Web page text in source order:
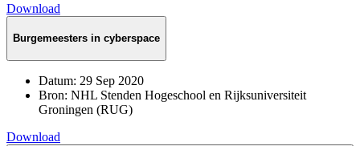
Download
Burgemeesters in cyberspace
Datum: 29 Sep 2020
Bron: NHL Stenden Hogeschool en Rijksuniversiteit
Groningen (RUG)
Download